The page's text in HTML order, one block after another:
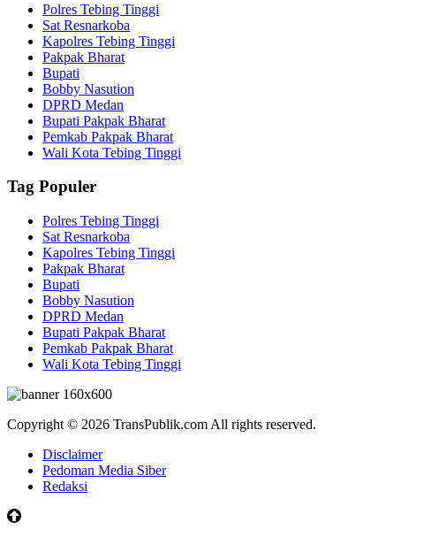
Polres Tebing Tinggi
Sat Resnarkoba
Kapolres Tebing Tinggi
Pakpak Bharat
Bupati
Bobby Nasution
DPRD Medan
Bupati Pakpak Bharat
Pemkab Pakpak Bharat
Wali Kota Tebing Tinggi
Tag Populer
Polres Tebing Tinggi
Sat Resnarkoba
Kapolres Tebing Tinggi
Pakpak Bharat
Bupati
Bobby Nasution
DPRD Medan
Bupati Pakpak Bharat
Pemkab Pakpak Bharat
Wali Kota Tebing Tinggi
Copyright © 2026 TransPublik.com All rights reserved.
Disclaimer
Pedoman Media Siber
Redaksi